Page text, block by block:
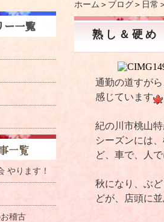
ホーム ＞ ブログ ＞ 日常
熟し＆硬め
通勤の道すが
感じています
紀の川市桃山
シーズンには
ど、車で、人
秋になり、ぶ
どが、店頭に
やります！
稽古